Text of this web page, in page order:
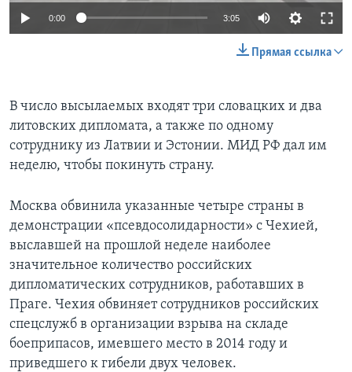
0:00 3:05
Прямая ссылка
В число высылаемых входят три словацких и два
литовских дипломата, а также по одному
сотруднику из Латвии и Эстонии. МИД РФ дал им
неделю, чтобы покинуть страну.
Москва обвинила указанные четыре страны в
демонстрации «псевдосолидарности» с Чехией,
выславшей на прошлой неделе наиболее
значительное количество российских
дипломатических сотрудников, работавших в
Праге. Чехия обвиняет сотрудников российских
спецслужб в организации взрыва на складе
боеприпасов, имевшего место в 2014 году и
приведшего к гибели двух человек.